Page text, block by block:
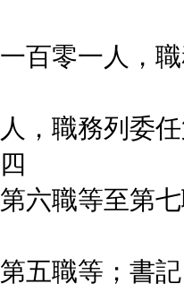
百零一人，
，職務列委
六職等至第
五職等；書